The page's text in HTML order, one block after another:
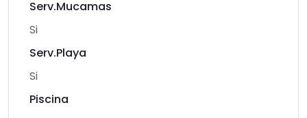
Serv.Mucamas
Si
Serv.Playa
Si
Piscina